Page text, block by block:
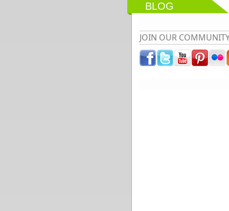
BLOG
JOIN OUR